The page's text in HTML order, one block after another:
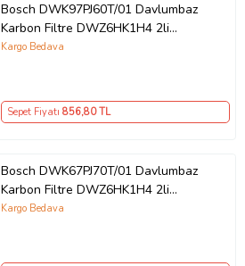
Bosch DWK97PJ60T/01 Davlumbaz
Karbon Filtre DWZ6HK1H4 2li
1Takım Bacasız Aspiratör Kömür
Kargo Bedava
Sepet Fiyatı 856,80 TL
Bosch DWK67PJ70T/01 Davlumbaz
Karbon Filtre DWZ6HK1H4 2li
1Takım Bacasız Aspiratör Kömür
Kargo Bedava